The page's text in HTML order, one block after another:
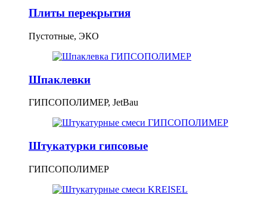
Плиты перекрытия
Пустотные, ЭКО
Шпаклевки
ГИПСОПОЛИМЕР, JetBau
Штукатурки гипсовые
ГИПСОПОЛИМЕР